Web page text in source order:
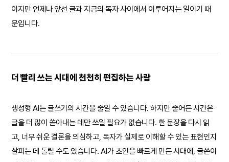
이지만 언제나 앞선 글과 지금의 독자 사이에서 이루어지는 일이기 때
문입니다.
더 빨리 쓰는 시대에 천천히 편집하는 사람
생성형 AI는 글쓰기의 시간을 줄일 수 있습니다. 하지만 줄어든 시간은
글을 더 많이 쏟아내는 데만 쓰일 필요가 없습니다. 한 문장을 다시 읽
고, 너무 쉬운 결론을 의심하고, 독자가 실제로 이해할 수 있는 표현인지
살피는 데 돌릴 수도 있습니다. AI가 초안을 빠르게 만든 시대에, 글쓴이